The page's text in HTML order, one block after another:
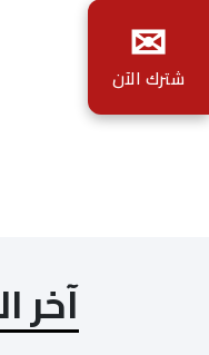
آخر
✉
شترك الآن